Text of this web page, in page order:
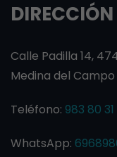
DIRECCIÓN
Calle Padilla 14,
Medina del Campo
Teléfono: 983 80
WhatsApp: